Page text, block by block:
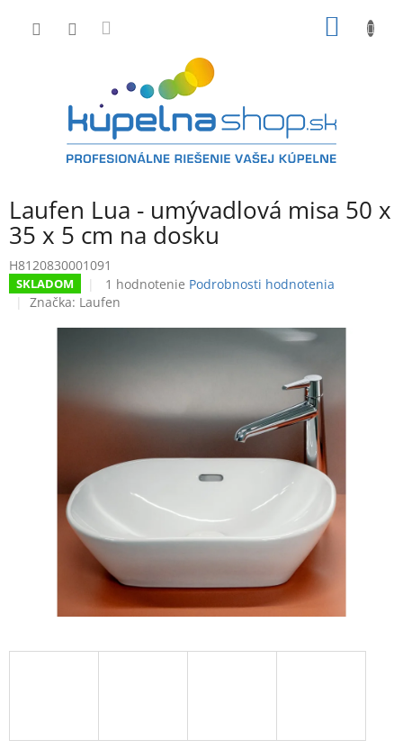
Laufen Lua - umývadlová misa 50 x
35 x 5 cm na dosku
H8120830001091
SKLADOM
Priemerné
hodnotenie
1 hodnotenie Podrobnosti hodnotenia
Značka: Laufen